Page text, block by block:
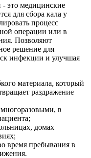
это медицинские
для сбора кала у
процесс
операции или в
Позволяют
решение для
инфекции и улучшая
материала, который
раздражение
в
домах
время пребывания в